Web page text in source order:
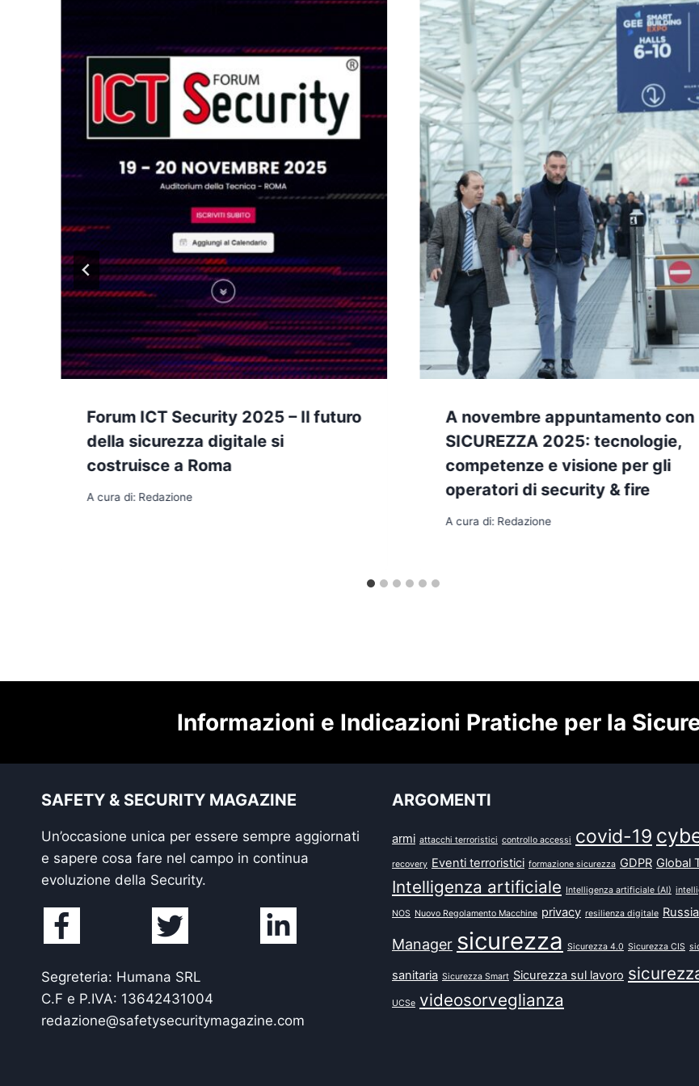
Forum ICT Security 2025 – Il futuro
della sicurezza digitale si
costruisce a Roma
A cura di: Redazione
A novembre appuntamento con
SICUREZZA 2025: tecnologie,
competenze e visione per gli
operatori di security & fire
A cura di: Redazione
Informazioni e Indicazioni Pratiche per la
SAFETY & SECURITY MAGAZINE
Un’occasione unica per essere sempre aggiornati
e sapere cosa fare nel campo in continua
evoluzione della Security.
Segreteria: Humana SRL
C.F e P.IVA: 13642431004
redazione@safetysecuritymagazine.com
ARGOMENTI
armi attacchi terroristici controllo accessi covid-19
recovery Eventi terroristici formazione sicurezza GDPR Global
Intelligenza artificiale Intelligenza artificiale (AI)
NOS Nuovo Regolamento Macchine privacy resilienza digitale Russia
Manager sicurezza Sicurezza 4.0 Sicurezza CIS
sanitaria Sicurezza Smart Sicurezza sul lavoro
UCSe videosorveglianza